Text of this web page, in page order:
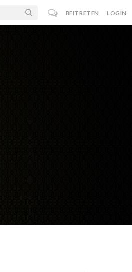
BEITRETEN LOGIN